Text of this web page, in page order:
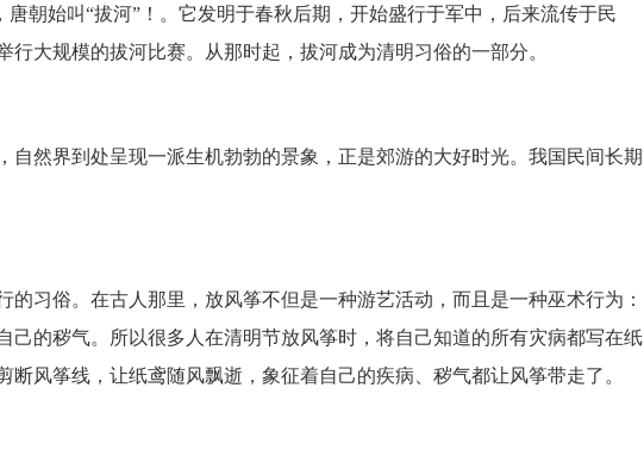
唐朝始叫“拔河”！。它发明于春秋后期，开始盛行于军中，后来流传于民
行大规模的拔河比赛。从那时起，拔河成为清明习俗的一部分。
自然界到处呈现一派生机勃勃的景象，正是郊游的大好时光。我国民间长期
的习俗。在古人那里，放风筝不但是一种游艺活动，而且是一种巫术行为：
己的秽气。所以很多人在清明节放风筝时，将自己知道的所有灾病都写在纸
断风筝线，让纸鸢随风飘逝，象征着自己的疾病、秽气都让风筝带走了。